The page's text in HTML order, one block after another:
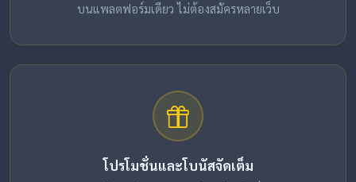
บนแพลตฟอร์มเดียว ไม่ต้องสมัครหลายเว็บ
โปรโมชั่นและโบนัสจัดเต็ม